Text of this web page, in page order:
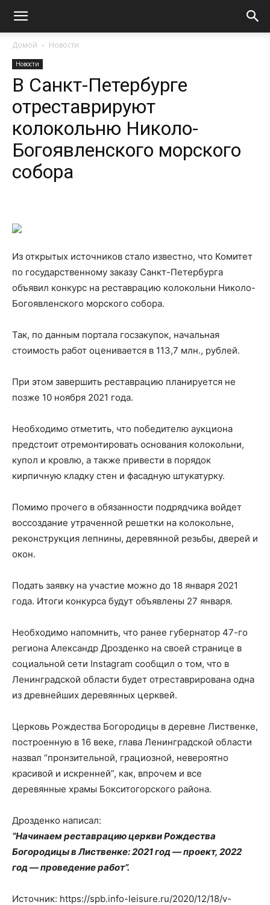
Домой Новости
Новости
В Санкт-Петербурге
отреставрируют
колокольню Николо-
Богоявленского морского
собора
Из открытых источников стало известно, что Комитет
по государственному заказу Санкт-Петербурга
объявил конкурс на реставрацию колокольни Николо-
Богоявленского морского собора.
Так, по данным портала госзакупок, начальная
стоимость работ оценивается в 113,7 млн., рублей.
При этом завершить реставрацию планируется не
позже 10 ноября 2021 года.
Необходимо отметить, что победителю аукциона
предстоит отремонтировать основания колокольни,
купол и кровлю, а также привести в порядок
кирпичную кладку стен и фасадную штукатурку.
Помимо прочего в обязанности подрядчика войдет
воссоздание утраченной решетки на колокольне,
реконструкция лепнины, деревянной резьбы, дверей и
окон.
Подать заявку на участие можно до 18 января 2021
года. Итоги конкурса будут объявлены 27 января.
Необходимо напомнить, что ранее губернатор 47-го
региона Александр Дрозденко на своей странице в
социальной сети Instagram сообщил о том, что в
Ленинградской области будет отреставрирована одна
из древнейших деревянных церквей.
Церковь Рождества Богородицы в деревне Лиственке,
построенную в 16 веке, глава Ленинградской области
назвал “пронзительной, грациозной, невероятно
красивой и искренней”, как, впрочем и все
деревянные храмы Бокситогорского района.
Дрозденко написал:
“Начинаем реставрацию церкви Рождества
Богородицы в Лиственке: 2021 год — проект, 2022
год — проведение работ”.
Источник: https://spb.info-leisure.ru/2020/12/18/v-